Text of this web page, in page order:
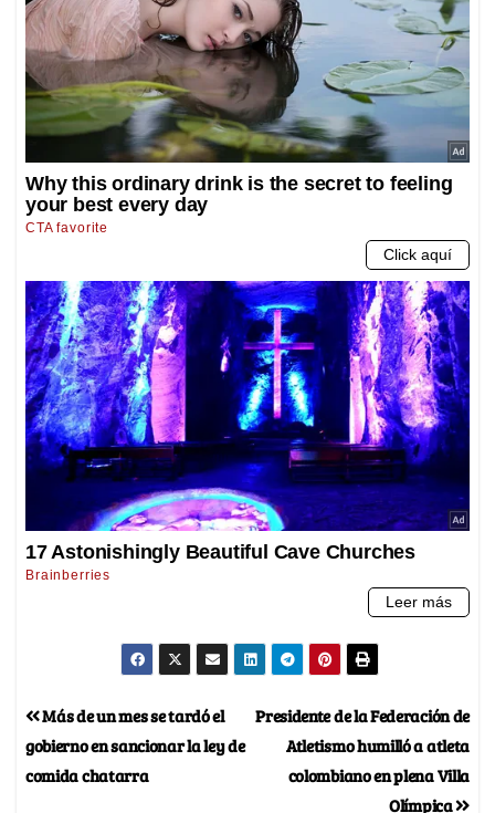
Presidente de la Federación de
Atletismo humilló a atleta
colombiano en plena Villa
Olímpica
Más de un mes se tardó el
gobierno en sancionar la ley de
comida chatarra